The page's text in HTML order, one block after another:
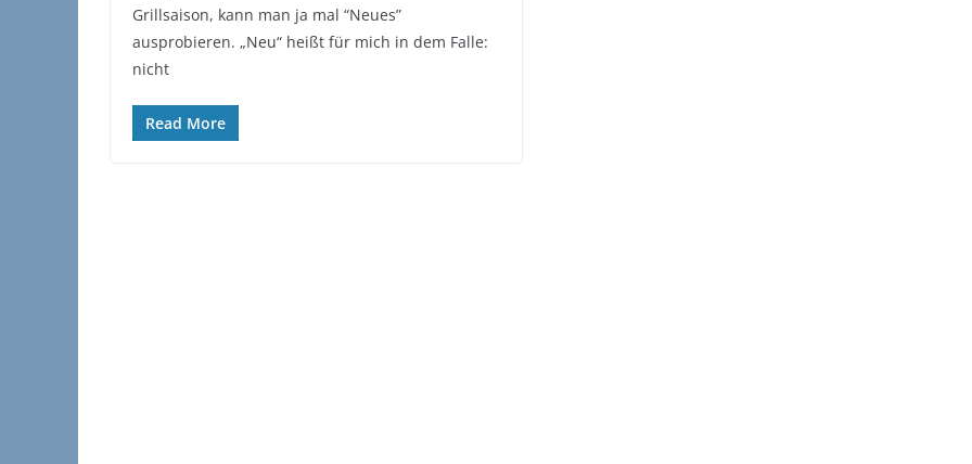
Grillsaison, kann man ja mal “Neues”
ausprobieren. „Neu“ heißt für mich in dem Falle:
nicht
Read More